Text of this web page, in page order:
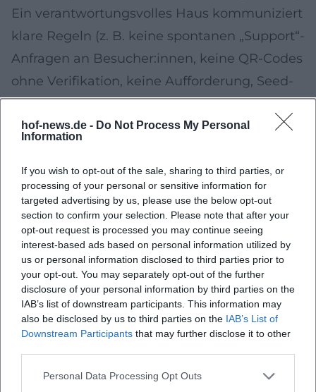
hof-news.de - Do Not Process My Personal
Information
If you wish to opt-out of the sale, sharing to third parties, or
processing of your personal or sensitive information for
targeted advertising by us, please use the below opt-out
section to confirm your selection. Please note that after your
opt-out request is processed you may continue seeing
interest-based ads based on personal information utilized by
us or personal information disclosed to third parties prior to
your opt-out. You may separately opt-out of the further
disclosure of your personal information by third parties on the
IAB’s list of downstream participants. This information may
also be disclosed by us to third parties on the IAB’s List of
Downstream Participants that may further disclose it to other
Personal Data Processing Opt Outs
Ein verantwortungsvolles Haus kommuniziert
klare Regeln (z. B. keine spontanen „Support“-
Anfragen an Besucher:innen, keine QR-Codes
ohne Verifikation, keine Aufforderung, Seed-
Phrases preiszugeben) und trennt
Vermittlung sauber von Verkaufsdruck.
Für kommende Projekte lohnt ein
transparenter Nachhaltigkeitsabschnitt:
Energiebedarf von Technik vor Ort, Laufzeiten
von Displays/Projektoren, sowie eine
verständliche Einordnung der Blockchain-
Mechanik. Besucher:innen erwarten
zunehmend, dass Kulturinstitutionen
Aufwand und Wirkung offenlegen.
Kooperationen, die Hof künftig stärken
können